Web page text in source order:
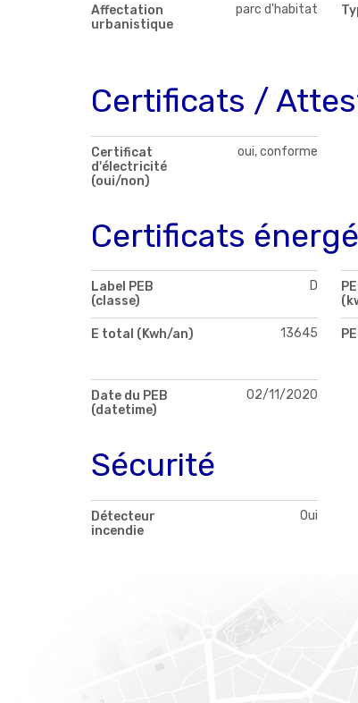
Affectation
urbanistique
parc d'habitat
Certificats /
Certificat
d'électricité
(oui/non)
oui, conforme
Certificats
Label PEB
(classe)
D
E total (Kwh/an) 13645
Date du PEB
(datetime)
02/11/2020
Sécurité
Détecteur
incendie
Oui